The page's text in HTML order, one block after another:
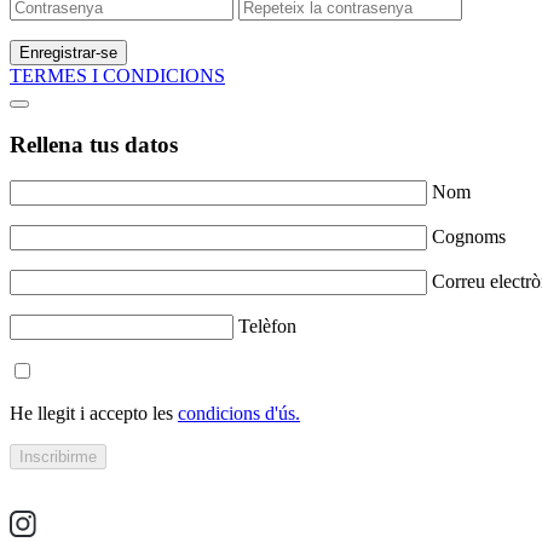
Enregistrar-se
TERMES I CONDICIONS
Rellena tus datos
Nom
Cognoms
Correu
Telèfon
He llegit i accepto les condicions d'ús.